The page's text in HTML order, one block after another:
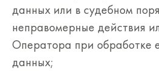
данных или в судебном
неправомерные действия
Оператора при обработке
данных;